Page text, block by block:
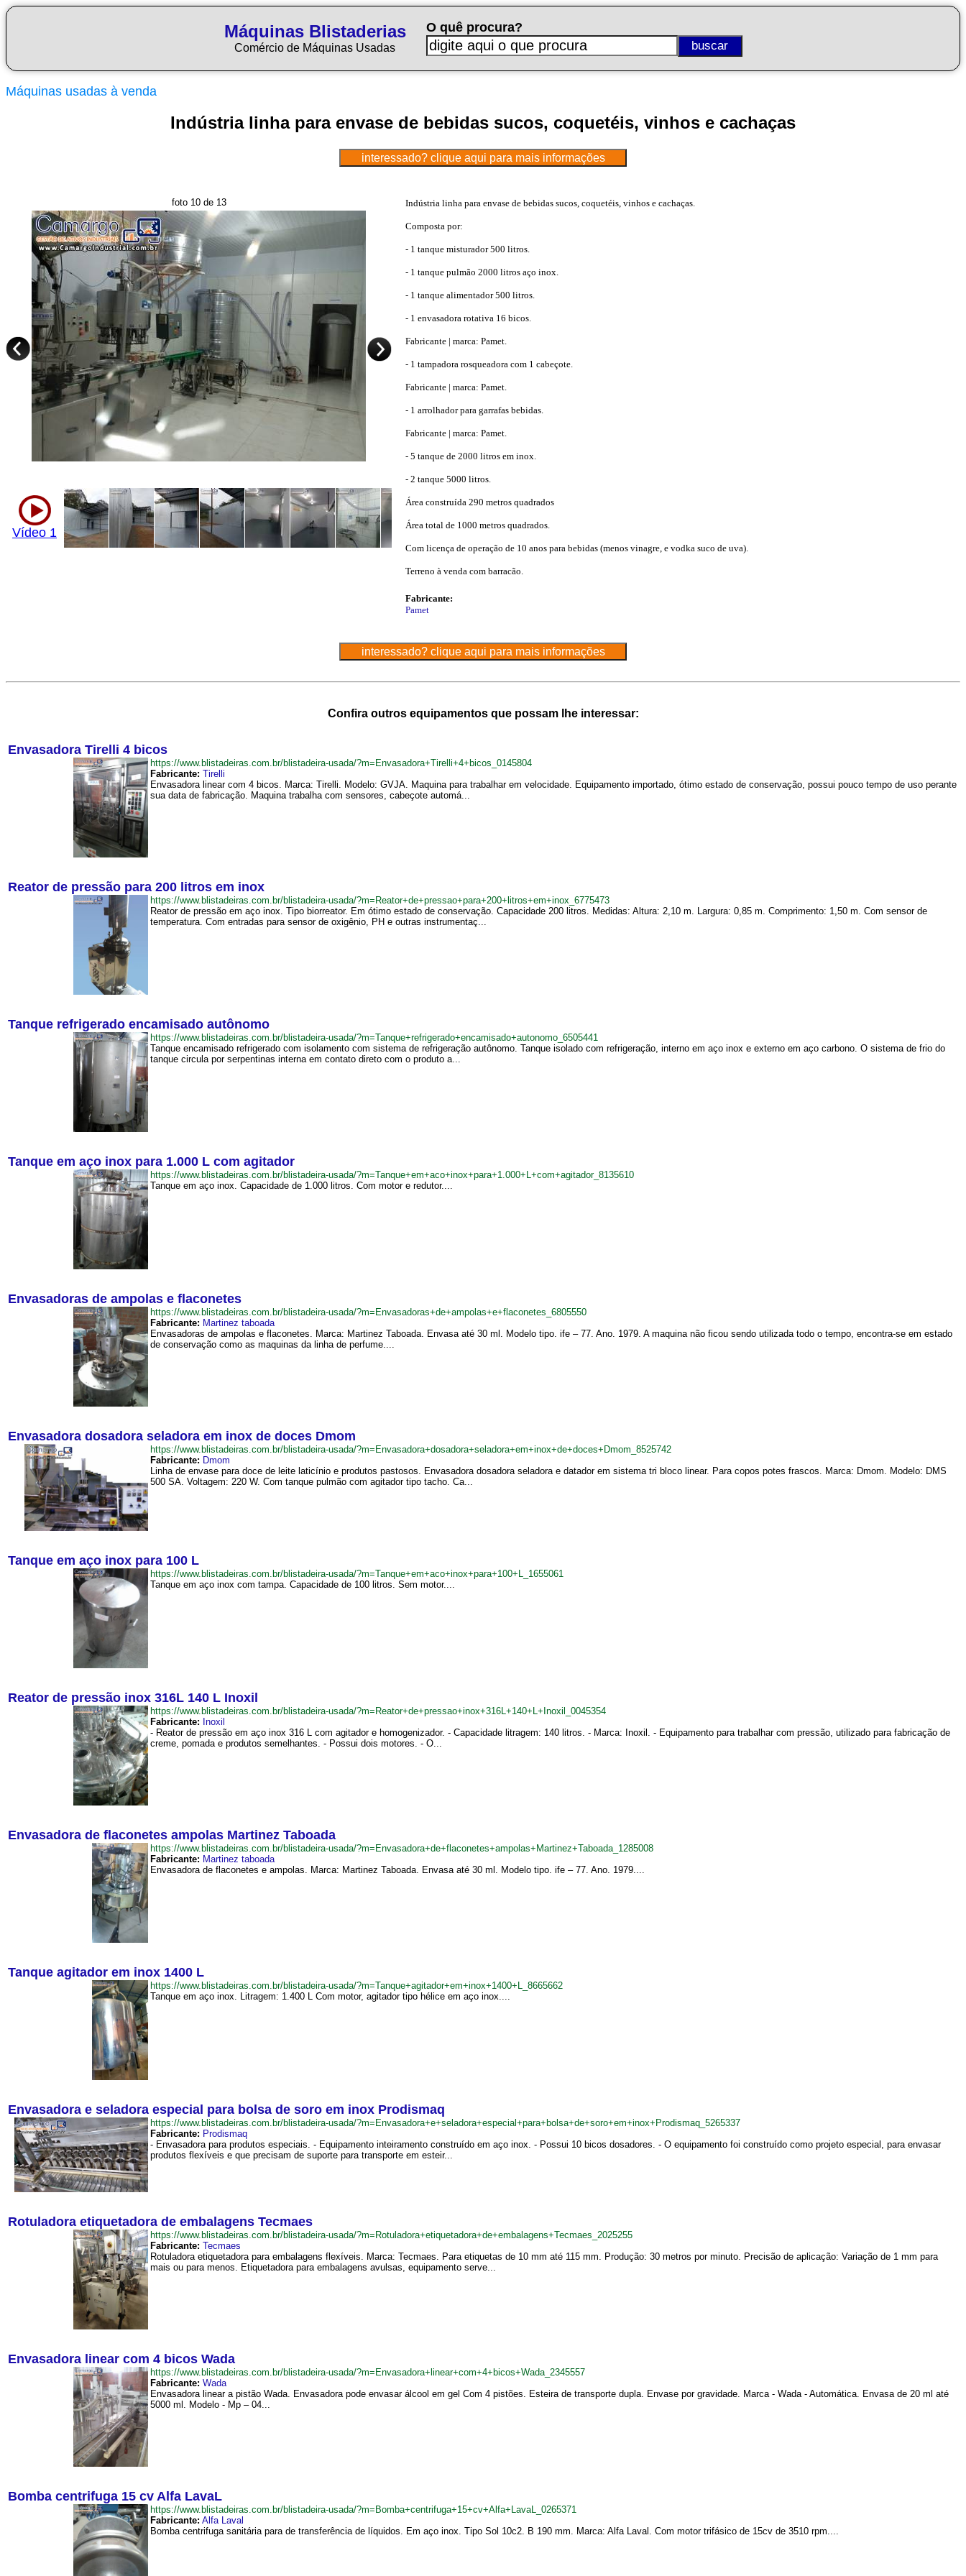
Máquinas Blistaderias
Comércio de Máquinas Usadas
O quê procura?
Máquinas usadas à venda
Indústria linha para envase de bebidas sucos, coquetéis, vinhos e cachaças
foto 10 de 13
Vídeo 1
Indústria linha para envase de bebidas sucos, coquetéis, vinhos e cachaças.
Composta por:
- 1 tanque misturador 500 litros.
- 1 tanque pulmão 2000 litros aço inox.
- 1 tanque alimentador 500 litros.
- 1 envasadora rotativa 16 bicos.
Fabricante | marca: Pamet.
- 1 tampadora rosqueadora com 1 cabeçote.
Fabricante | marca: Pamet.
- 1 arrolhador para garrafas bebidas.
Fabricante | marca: Pamet.
- 5 tanque de 2000 litros em inox.
- 2 tanque 5000 litros.
Área construída 290 metros quadrados
Área total de 1000 metros quadrados.
Com licença de operação de 10 anos para bebidas (menos vinagre, e vodka suco de uva).
Terreno à venda com barracão.
Fabricante:
Pamet
Confira outros equipamentos que possam lhe interessar:
Envasadora Tirelli 4 bicos
https://www.blistadeiras.com.br/blistadeira-usada/?m=Envasadora+Tirelli+4+bicos_0145804
Fabricante: Tirelli
Envasadora linear com 4 bicos. Marca: Tirelli. Modelo: GVJA. Maquina para trabalhar em velocidade. Equipamento importado, ótimo estado de conservação, possui pouco tempo de uso perante
sua data de fabricação. Maquina trabalha com sensores, cabeçote automá...
Reator de pressão para 200 litros em inox
https://www.blistadeiras.com.br/blistadeira-usada/?m=Reator+de+pressao+para+200+litros+em+inox_6775473
Reator de pressão em aço inox. Tipo biorreator. Em ótimo estado de conservação. Capacidade 200 litros. Medidas: Altura: 2,10 m. Largura: 0,85 m. Comprimento: 1,50 m. Com sensor de
temperatura. Com entradas para sensor de oxigênio, PH e outras instrumentaç...
Tanque refrigerado encamisado autônomo
https://www.blistadeiras.com.br/blistadeira-usada/?m=Tanque+refrigerado+encamisado+autonomo_6505441
Tanque encamisado refrigerado com isolamento com sistema de refrigeração autônomo. Tanque isolado com refrigeração, interno em aço inox e externo em aço carbono. O sistema de frio do
tanque circula por serpentinas interna em contato direto com o produto a...
Tanque em aço inox para 1.000 L com agitador
https://www.blistadeiras.com.br/blistadeira-usada/?m=Tanque+em+aco+inox+para+1.000+L+com+agitador_8135610
Tanque em aço inox. Capacidade de 1.000 litros. Com motor e redutor....
Envasadoras de ampolas e flaconetes
https://www.blistadeiras.com.br/blistadeira-usada/?m=Envasadoras+de+ampolas+e+flaconetes_6805550
Fabricante: Martinez taboada
Envasadoras de ampolas e flaconetes. Marca: Martinez Taboada. Envasa até 30 ml. Modelo tipo. ife – 77. Ano. 1979. A maquina não ficou sendo utilizada todo o tempo, encontra-se em estado
de conservação como as maquinas da linha de perfume....
Envasadora dosadora seladora em inox de doces Dmom
https://www.blistadeiras.com.br/blistadeira-usada/?m=Envasadora+dosadora+seladora+em+inox+de+doces+Dmom_8525742
Fabricante: Dmom
Linha de envase para doce de leite laticínio e produtos pastosos. Envasadora dosadora seladora e datador em sistema tri bloco linear. Para copos potes frascos. Marca: Dmom. Modelo: DMS
500 SA. Voltagem: 220 W. Com tanque pulmão com agitador tipo tacho. Ca...
Tanque em aço inox para 100 L
https://www.blistadeiras.com.br/blistadeira-usada/?m=Tanque+em+aco+inox+para+100+L_1655061
Tanque em aço inox com tampa. Capacidade de 100 litros. Sem motor....
Reator de pressão inox 316L 140 L Inoxil
https://www.blistadeiras.com.br/blistadeira-usada/?m=Reator+de+pressao+inox+316L+140+L+Inoxil_0045354
Fabricante: Inoxil
- Reator de pressão em aço inox 316 L com agitador e homogenizador. - Capacidade litragem: 140 litros. - Marca: Inoxil. - Equipamento para trabalhar com pressão, utilizado para fabricação de
creme, pomada e produtos semelhantes. - Possui dois motores. - O...
Envasadora de flaconetes ampolas Martinez Taboada
https://www.blistadeiras.com.br/blistadeira-usada/?m=Envasadora+de+flaconetes+ampolas+Martinez+Taboada_1285008
Fabricante: Martinez taboada
Envasadora de flaconetes e ampolas. Marca: Martinez Taboada. Envasa até 30 ml. Modelo tipo. ife – 77. Ano. 1979....
Tanque agitador em inox 1400 L
https://www.blistadeiras.com.br/blistadeira-usada/?m=Tanque+agitador+em+inox+1400+L_8665662
Tanque em aço inox. Litragem: 1.400 L Com motor, agitador tipo hélice em aço inox....
Envasadora e seladora especial para bolsa de soro em inox Prodismaq
https://www.blistadeiras.com.br/blistadeira-usada/?m=Envasadora+e+seladora+especial+para+bolsa+de+soro+em+inox+Prodismaq_5265337
Fabricante: Prodismaq
- Envasadora para produtos especiais. - Equipamento inteiramento construído em aço inox. - Possui 10 bicos dosadores. - O equipamento foi construído como projeto especial, para envasar
produtos flexíveis e que precisam de suporte para transporte em esteir...
Rotuladora etiquetadora de embalagens Tecmaes
https://www.blistadeiras.com.br/blistadeira-usada/?m=Rotuladora+etiquetadora+de+embalagens+Tecmaes_2025255
Fabricante: Tecmaes
Rotuladora etiquetadora para embalagens flexíveis. Marca: Tecmaes. Para etiquetas de 10 mm até 115 mm. Produção: 30 metros por minuto. Precisão de aplicação: Variação de 1 mm para
mais ou para menos. Etiquetadora para embalagens avulsas, equipamento serve...
Envasadora linear com 4 bicos Wada
https://www.blistadeiras.com.br/blistadeira-usada/?m=Envasadora+linear+com+4+bicos+Wada_2345557
Fabricante: Wada
Envasadora linear a pistão Wada. Envasadora pode envasar álcool em gel Com 4 pistões. Esteira de transporte dupla. Envase por gravidade. Marca - Wada - Automática. Envasa de 20 ml até
5000 ml. Modelo - Mp – 04...
Bomba centrifuga 15 cv Alfa LavaL
https://www.blistadeiras.com.br/blistadeira-usada/?m=Bomba+centrifuga+15+cv+Alfa+LavaL_0265371
Fabricante: Alfa Laval
Bomba centrifuga sanitária para de transferência de líquidos. Em aço inox. Tipo Sol 10c2. B 190 mm. Marca: Alfa Laval. Com motor trifásico de 15cv de 3510 rpm....